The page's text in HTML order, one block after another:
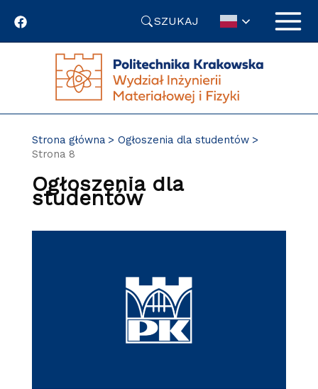
SZUKAJ
Strona główna
Ogłoszenia dla studentów
Strona 8
Ogłoszenia dla
studentów